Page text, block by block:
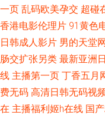
人妻 国产人妻3p自拍 欧美
福利导航 99欧美不能看 狠
一页 乱码欧美孕交 超碰
香港电影伦理片 91黄色
日韩成人影片 男的天堂
肠交扩张另类 最新亚洲
线 主播第一页 丁香五月
费无码 高清日韩无码视
在 主播福利姬h在线 国